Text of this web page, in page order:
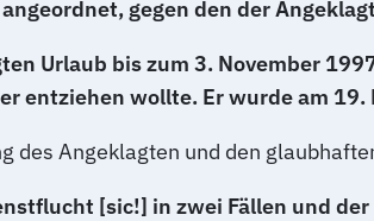
gegen den der
Urlaub bis zum 3. November
entziehen wollte. Er wurde am
Angeklagten und den
[sic!] in zwei Fällen und